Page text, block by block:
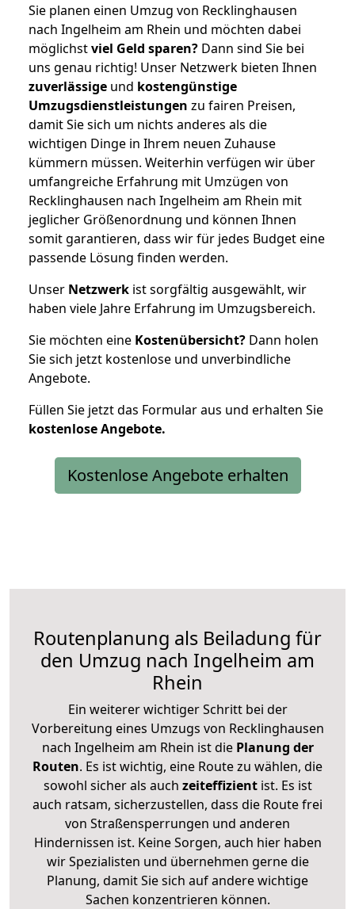
Sie planen einen Umzug von Recklinghausen
nach Ingelheim am Rhein und möchten dabei
möglichstviel Geld sparen? Dann sind Sie bei
uns genau richtig! Unser Netzwerk bieten Ihnen
zuverlässige und kostengünstige
Umzugsdienstleistungen zu fairen Preisen,
damit Sie sich um nichts anderes als die
wichtigen Dinge in Ihrem neuen Zuhause
kümmern müssen. Weiterhin verfügen wir über
umfangreiche Erfahrung mit Umzügen von
Recklinghausen nach Ingelheim am Rhein mit
jeglicher Größenordnung und können Ihnen
somit garantieren, dass wir für jedes Budget eine
passende Lösung finden werden.
Unser Netzwerk ist sorgfältig ausgewählt, wir
haben viele Jahre Erfahrung im Umzugsbereich.
Sie möchten eine Kostenübersicht? Dann holen
Sie sich jetzt kostenlose und unverbindliche
Angebote.
Füllen Sie jetzt das Formular aus und erhalten Sie
kostenloseAngebote.
Kostenlose Angebote erhalten
Routenplanung als Beiladung für
den Umzug nach Ingelheim am
Rhein
Ein weiterer wichtiger Schritt bei der
Vorbereitung eines Umzugs von Recklinghausen
nach Ingelheim am Rhein ist diePlanung der
Routen. Es ist wichtig, eine Route zu wählen, die
sowohl sicher als auch zeiteffizientist. Es ist
auch ratsam, sicherzustellen, dass die Route frei
von Straßensperrungen und anderen
Hindernissen ist. Keine Sorgen, auch hier haben
wir Spezialisten und übernehmen gerne die
Planung, damit Sie sich auf andere wichtige
Sachen konzentrieren können.